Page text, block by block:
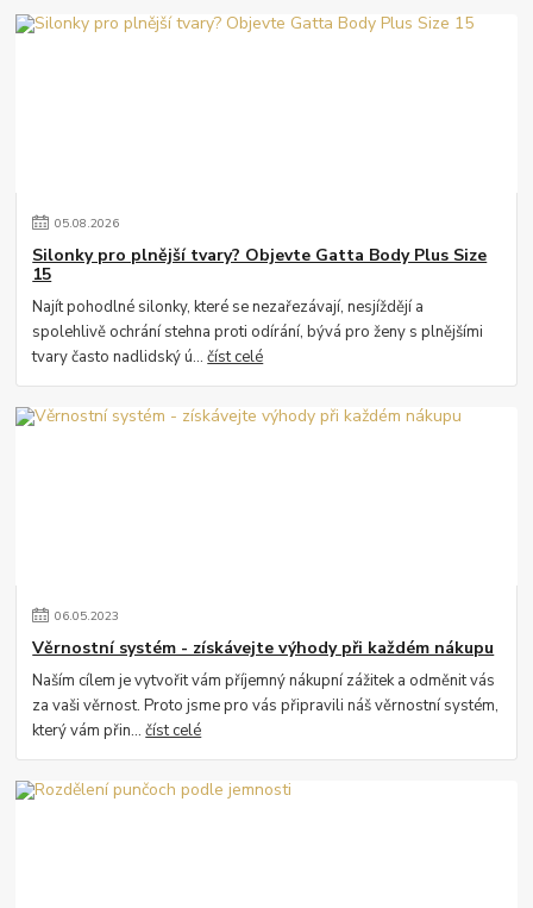
05.08.2026
Silonky pro plnější tvary? Objevte Gatta Body Plus Size
15
Najít pohodlné silonky, které se nezařezávají, nesjíždějí a
spolehlivě ochrání stehna proti odírání, bývá pro ženy s plnějšími
tvary často nadlidský ú...číst celé
06.05.2023
Věrnostní systém - získávejte výhody při každém nákupu
Naším cílem je vytvořit vám příjemný nákupní zážitek a odměnit vás
za vaši věrnost. Proto jsme pro vás připravili náš věrnostní systém,
který vám přin...číst celé